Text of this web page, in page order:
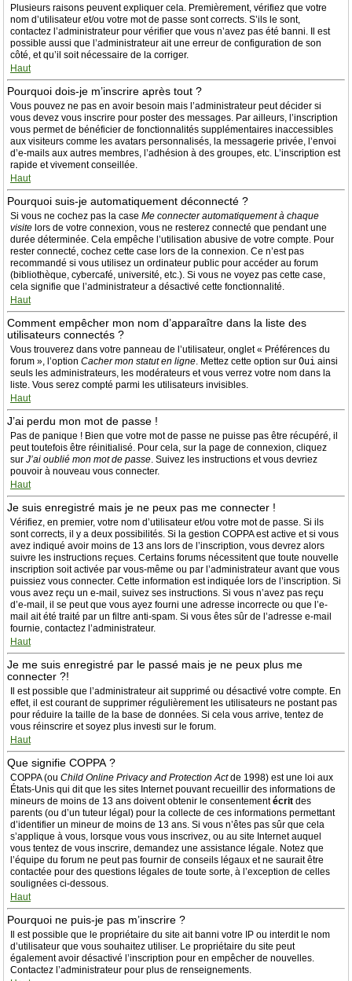
Plusieurs raisons peuvent expliquer cela. Premièrement, vérifiez que votre
nom d’utilisateur et/ou votre mot de passe sont corrects. S’ils le sont,
contactez l’administrateur pour vérifier que vous n’avez pas été banni. Il est
possible aussi que l’administrateur ait une erreur de configuration de son
côté, et qu’il soit nécessaire de la corriger.
Haut
Pourquoi dois-je m’inscrire après tout ?
Vous pouvez ne pas en avoir besoin mais l’administrateur peut décider si
vous devez vous inscrire pour poster des messages. Par ailleurs, l’inscription
vous permet de bénéficier de fonctionnalités supplémentaires inaccessibles
aux visiteurs comme les avatars personnalisés, la messagerie privée, l’envoi
d’e-mails aux autres membres, l’adhésion à des groupes, etc. L’inscription est
rapide et vivement conseillée.
Haut
Pourquoi suis-je automatiquement déconnecté ?
Si vous ne cochez pas la case Me connecter automatiquement à chaque
visite lors de votre connexion, vous ne resterez connecté que pendant une
durée déterminée. Cela empêche l’utilisation abusive de votre compte. Pour
rester connecté, cochez cette case lors de la connexion. Ce n’est pas
recommandé si vous utilisez un ordinateur public pour accéder au forum
(bibliothèque, cybercafé, université, etc.). Si vous ne voyez pas cette case,
cela signifie que l’administrateur a désactivé cette fonctionnalité.
Haut
Comment empêcher mon nom d’apparaître dans la liste des
utilisateurs connectés ?
Vous trouverez dans votre panneau de l’utilisateur, onglet « Préférences du
forum », l’option Cacher mon statut en ligne. Mettez cette option sur Oui ainsi
seuls les administrateurs, les modérateurs et vous verrez votre nom dans la
liste. Vous serez compté parmi les utilisateurs invisibles.
Haut
J’ai perdu mon mot de passe !
Pas de panique ! Bien que votre mot de passe ne puisse pas être récupéré, il
peut toutefois être réinitialisé. Pour cela, sur la page de connexion, cliquez
sur J’ai oublié mon mot de passe. Suivez les instructions et vous devriez
pouvoir à nouveau vous connecter.
Haut
Je suis enregistré mais je ne peux pas me connecter !
Vérifiez, en premier, votre nom d’utilisateur et/ou votre mot de passe. Si ils
sont corrects, il y a deux possibilités. Si la gestion COPPA est active et si vous
avez indiqué avoir moins de 13 ans lors de l’inscription, vous devrez alors
suivre les instructions reçues. Certains forums nécessitent que toute nouvelle
inscription soit activée par vous-même ou par l’administrateur avant que vous
puissiez vous connecter. Cette information est indiquée lors de l’inscription. Si
vous avez reçu un e-mail, suivez ses instructions. Si vous n’avez pas reçu
d’e-mail, il se peut que vous ayez fourni une adresse incorrecte ou que l’e-
mail ait été traité par un filtre anti-spam. Si vous êtes sûr de l’adresse e-mail
fournie, contactez l’administrateur.
Haut
Je me suis enregistré par le passé mais je ne peux plus me
connecter ?!
Il est possible que l’administrateur ait supprimé ou désactivé votre compte. En
effet, il est courant de supprimer régulièrement les utilisateurs ne postant pas
pour réduire la taille de la base de données. Si cela vous arrive, tentez de
vous réinscrire et soyez plus investi sur le forum.
Haut
Que signifie COPPA ?
COPPA (ou Child Online Privacy and Protection Actde 1998) est une loi aux
États-Unis qui dit que les sites Internet pouvant recueillir des informations de
mineurs de moins de 13 ans doivent obtenir le consentementécrit des
parents (ou d’un tuteur légal) pour la collecte de ces informations permettant
d’identifier un mineur de moins de 13 ans. Si vous n’êtes pas sûr que cela
s’applique à vous, lorsque vous vous inscrivez, ou au site Internet auquel
vous tentez de vous inscrire, demandez une assistance légale. Notez que
l’équipe du forum ne peut pas fournir de conseils légaux et ne saurait être
contactée pour des questions légales de toute sorte, à l’exception de celles
soulignées ci-dessous.
Haut
Pourquoi ne puis-je pas m’inscrire ?
Il est possible que le propriétaire du site ait banni votre IP ou interdit le nom
d’utilisateur que vous souhaitez utiliser. Le propriétaire du site peut
également avoir désactivé l’inscription pour en empêcher de nouvelles.
Contactez l’administrateur pour plus de renseignements.